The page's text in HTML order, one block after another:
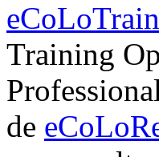
eCoLoTrain
Training
de